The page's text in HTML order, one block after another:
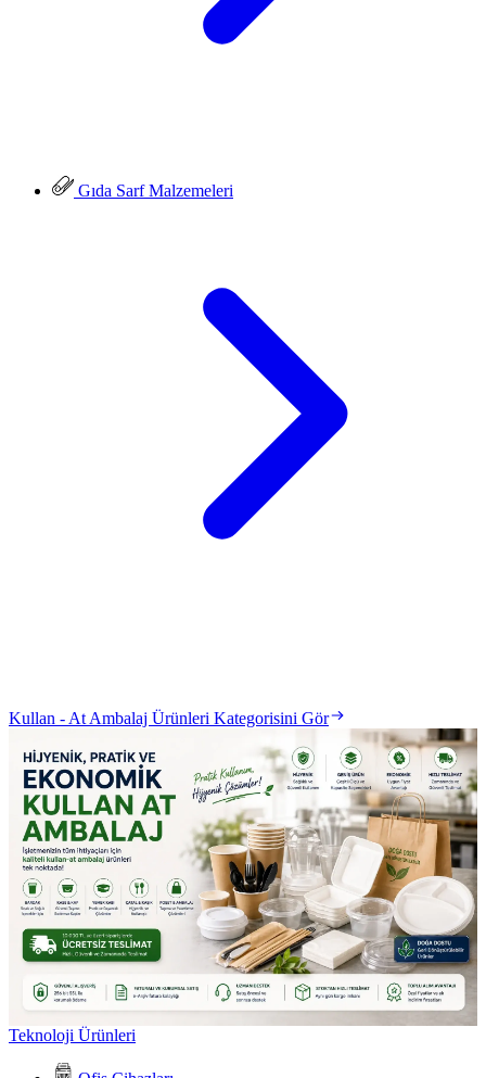
Gıda Sarf Malzemeleri
Kullan - At Ambalaj Ürünleri Kategorisini Gör
Teknoloji Ürünleri